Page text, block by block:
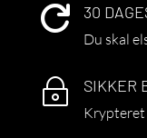
 30
Du skal
~ SIKKER
Krypteret